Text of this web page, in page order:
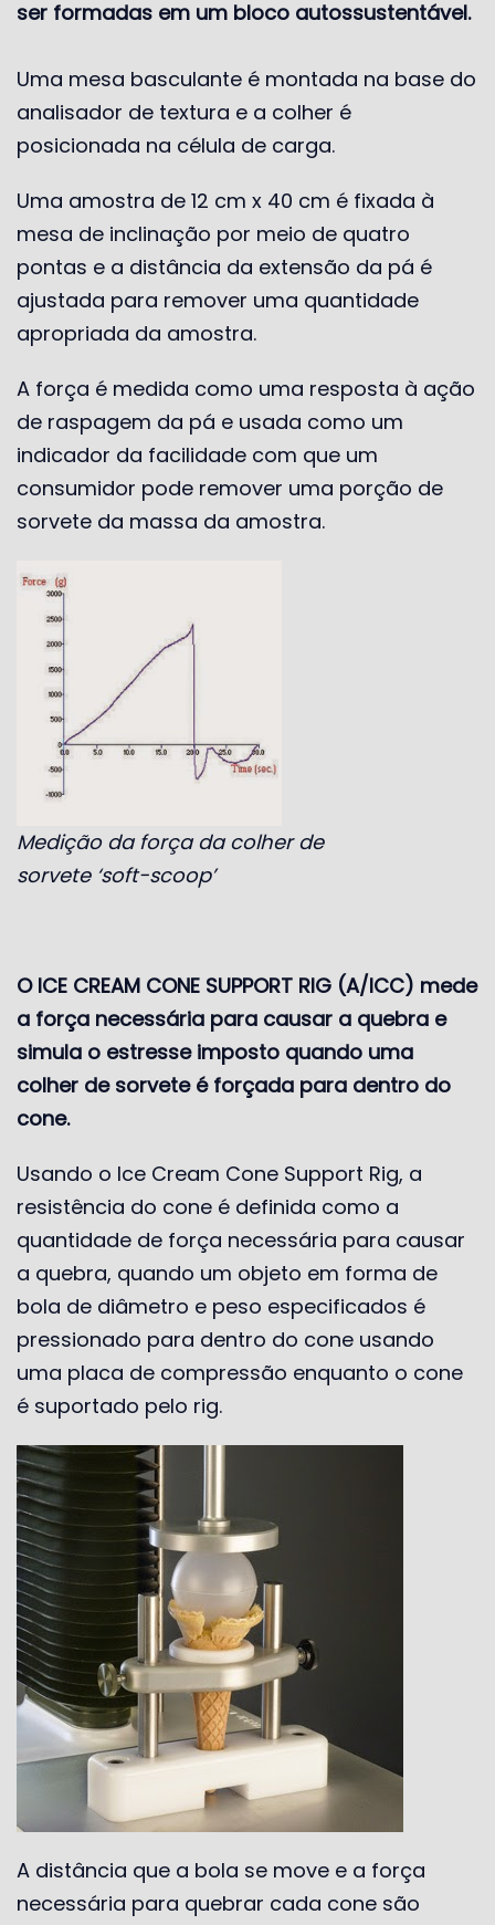
ser formadas em um bloco autossustentável.
Uma mesa basculante é montada na base do
analisador de textura e a colher é
posicionada na célula de carga.
Uma amostra de 12 cm x 40 cm é fixada à
mesa de inclinação por meio de quatro
pontas e a distância da extensão da pá é
ajustada para remover uma quantidade
apropriada da amostra.
A força é medida como uma resposta à ação
de raspagem da pá e usada como um
indicador da facilidade com que um
consumidor pode remover uma porção de
sorvete da massa da amostra.
Medição da força da colher de
sorvete ‘soft-scoop’
O ICE CREAM CONE SUPPORT RIG (A/ICC) mede
a força necessária para causar a quebra e
simula o estresse imposto quando uma
colher de sorvete é forçada para dentro do
cone.
Usando o Ice Cream Cone Support Rig, a
resistência do cone é definida como a
quantidade de força necessária para causar
a quebra, quando um objeto em forma de
bola de diâmetro e peso especificados é
pressionado para dentro do cone usando
uma placa de compressão enquanto o cone
é suportado pelo rig.
A distância que a bola se move e a força
necessária para quebrar cada cone são